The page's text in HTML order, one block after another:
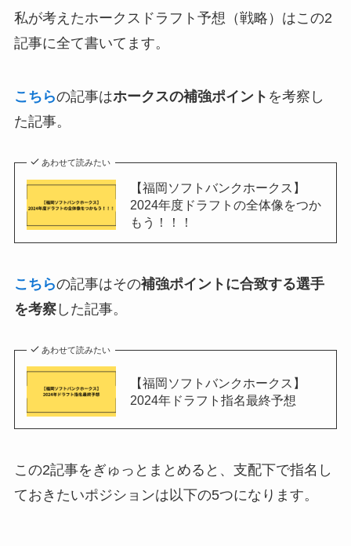
私が考えたホークスドラフト予想（戦略）はこの2
記事に全て書いてます。
こちらの記事はホークスの補強ポイント を考察し
た記事。
あわせて読みたい
【福岡ソフトバンクホークス】
2024年度ドラフトの全体像をつか
もう！！！
こちらの記事はその補強ポイントに合致する選手
を考察した記事。
あわせて読みたい
【福岡ソフトバンクホークス】
2024年ドラフト指名最終予想
この2記事をぎゅっとまとめると、支配下で指名し
ておきたいポジションは以下の5つになります。